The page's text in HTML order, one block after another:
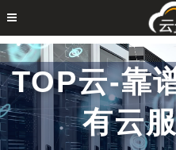
TOP云-靠
有云